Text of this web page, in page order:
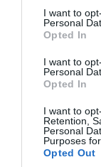
consent section.
I want to
Personal
Opted In
I want to
Personal
Opted In
I want to
Retention,
Personal
Purposes
Opted Out
06.08.2026 | 09:03